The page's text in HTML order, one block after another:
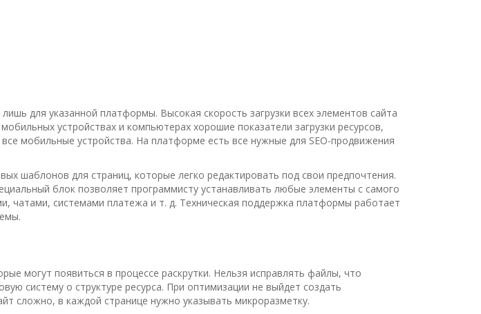
для указанной платформы. Высокая скорость загрузки всех элементов сайта
устройствах и компьютерах хорошие показатели загрузки ресурсов,
мобильные устройства. На платформе есть все нужные для SEO-продвижения
шаблонов для страниц, которые легко редактировать под свои предпочтения.
блок позволяет программисту устанавливать любые элементы с самого
чатами, системами платежа и т. д. Техническая поддержка платформы работает
могут появиться в процессе раскрутки. Нельзя исправлять файлы, что
систему о структуре ресурса. При оптимизации не выйдет создать
сложно, в каждой странице нужно указывать микроразметку.